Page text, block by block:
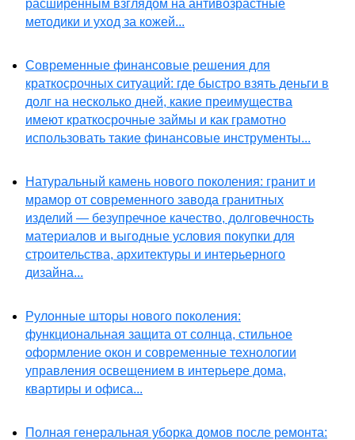
расширенным взглядом на антивозрастные
методики и уход за кожей...
Современные финансовые решения для
краткосрочных ситуаций: где быстро взять деньги в
долг на несколько дней, какие преимущества
имеют краткосрочные займы и как грамотно
использовать такие финансовые инструменты...
Натуральный камень нового поколения: гранит и
мрамор от современного завода гранитных
изделий — безупречное качество, долговечность
материалов и выгодные условия покупки для
строительства, архитектуры и интерьерного
дизайна...
Рулонные шторы нового поколения:
функциональная защита от солнца, стильное
оформление окон и современные технологии
управления освещением в интерьере дома,
квартиры и офиса...
Полная генеральная уборка домов после ремонта: